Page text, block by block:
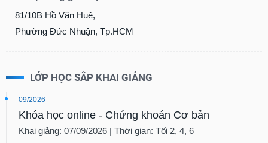
81/10B Hồ Văn Huê,
Phường Đức Nhuận, Tp.HCM
LỚP HỌC SẮP KHAI GIẢNG
09/2026
Khóa học online - Chứng khoán Cơ bản
Khai giảng: 07/09/2026 | Thời gian: Tối 2, 4, 6